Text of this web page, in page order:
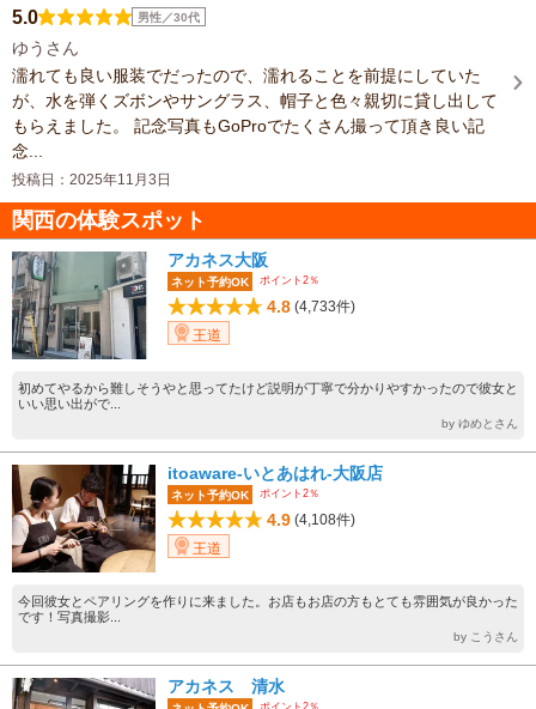
5.0 男性／30代
ゆうさん
濡れても良い服装でだったので、濡れることを前提にしていた
が、水を弾くズボンやサングラス、帽子と色々親切に貸し出して
もらえました。 記念写真もGoProでたくさん撮って頂き良い記
念...
投稿日：2025年11月3日
関西の体験スポット
アカネス大阪
ネット予約OK ポイント2％
4.8 (4,733件)
王道
初めてやるから難しそうやと思ってたけど説明が丁寧で分かりやすかったので彼女と
いい思い出がで...
by ゆめとさん
itoaware-いとあはれ-大阪店
ネット予約OK ポイント2％
4.9 (4,108件)
王道
今回彼女とペアリングを作りに来ました。お店もお店の方もとても雰囲気が良かった
です！写真撮影...
by こうさん
アカネス 清水